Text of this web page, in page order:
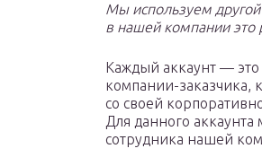
Мы используем
в нашей компании это
Каждый аккаунт —
компании-заказчика,
со своей
Для данного
сотрудника нашей